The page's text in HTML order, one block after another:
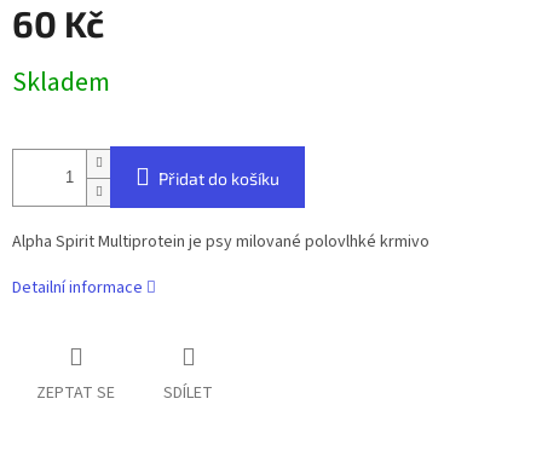
60 Kč
cena:
Skladem
Přidat do košíku
Alpha Spirit Multiprotein je psy milované polovlhké krmivo
Detailní informace
ZEPTAT SE SDÍLET